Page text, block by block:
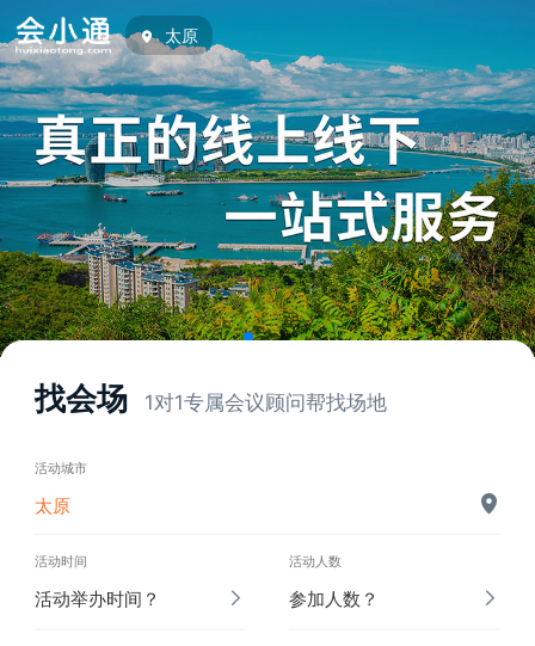
太原
找会场 1对1专属会议顾问帮找场地
活动城市
太原
活动时间
活动举办时间？
活动人数
参加人数？